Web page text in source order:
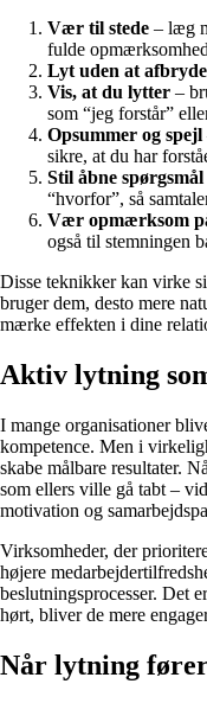
Vær til stede – læg
fulde
Lyt uden at afbryde
Vis, at du lytter –
som “jeg forstår”
Opsummer og spejl
sikre, at du har
Stil åbne spørgsmål
“hvorfor”, så
Vær opmærksom
også til stemningen
Disse teknikker kan virke
bruger dem, desto mere
mærke effekten i dine
Aktiv lytning
I mange organisationer
kompetence. Men i
skabe målbare resultater.
som ellers ville gå tabt –
motivation og
Virksomheder, der
højere
beslutningsprocesser. Det
hørt, bliver de mere
Når lytning